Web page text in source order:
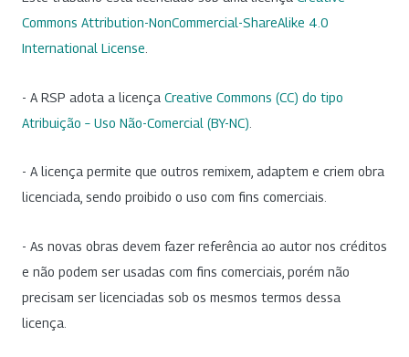
Commons Attribution-NonCommercial-ShareAlike 4.0
International License
- A RSP adota a licença Creative Commons (CC) do tipo
Atribuição – Uso Não-Comercial (BY-NC)
- A licença permite que outros remixem, adaptem e criem obra
licenciada, sendo proibido o uso com fins comerciais.
- As novas obras devem fazer referência ao autor nos créditos
e não podem ser usadas com fins comerciais, porém não
precisam ser licenciadas sob os mesmos termos dessa
licença.